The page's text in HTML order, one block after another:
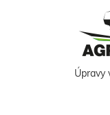
Úpravy